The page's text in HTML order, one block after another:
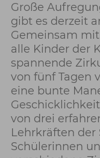
Große
gibt es derzeit
Gemeinsam
alle Kinder der
spannende
von fünf Tagen
eine bunte
von drei
Lehrkräften der
Schülerinnen